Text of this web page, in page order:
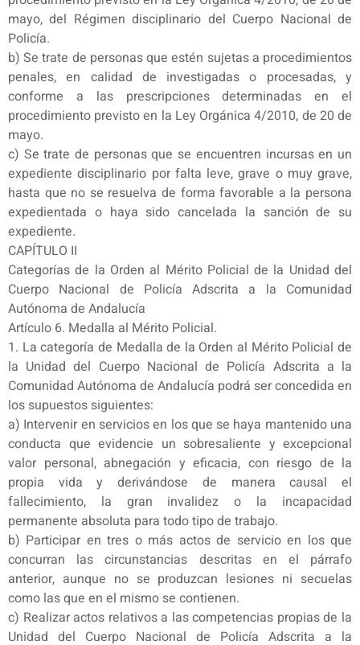
mayo, del Régimen disciplinario del Cuerpo Nacional de
Policía.
b) Se trate de personas que estén sujetas a procedimientos
penales, en calidad de investigadas o procesadas, y
conforme a las prescripciones determinadas en el
procedimiento previsto en la Ley Orgánica 4/2010, de 20 de
mayo.
c) Se trate de personas que se encuentren incursas en un
expediente disciplinario por falta leve, grave o muy grave,
hasta que no se resuelva de forma favorable a la persona
expedientada o haya sido cancelada la sanción de su
expediente.
CAPÍTULO II
Categorías de la Orden al Mérito Policial de la Unidad del
Cuerpo Nacional de Policía Adscrita a la Comunidad
Autónoma de Andalucía
Artículo 6. Medalla al Mérito Policial.
1. La categoría de Medalla de la Orden al Mérito Policial de
la Unidad del Cuerpo Nacional de Policía Adscrita a la
Comunidad Autónoma de Andalucía podrá ser concedida en
los supuestos siguientes:
a) Intervenir en servicios en los que se haya mantenido una
conducta que evidencie un sobresaliente y excepcional
valor personal, abnegación y eficacia, con riesgo de la
propia vida y derivándose de manera causal el
fallecimiento, la gran invalidez o la incapacidad
permanente absoluta para todo tipo de trabajo.
b) Participar en tres o más actos de servicio en los que
concurran las circunstancias descritas en el párrafo
anterior, aunque no se produzcan lesiones ni secuelas
como las que en el mismo se contienen.
c) Realizar actos relativos a las competencias propias de la
Unidad del Cuerpo Nacional de Policía Adscrita a la